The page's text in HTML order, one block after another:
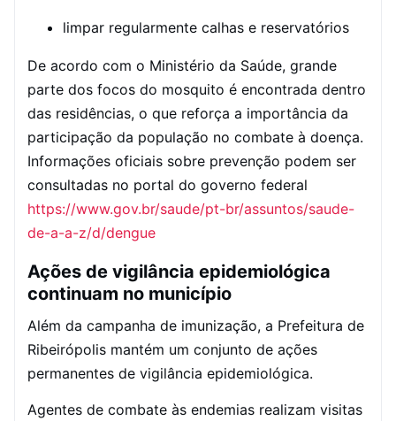
limpar regularmente calhas e reservatórios
De acordo com o Ministério da Saúde, grande
parte dos focos do mosquito é encontrada dentro
das residências, o que reforça a importância da
participação da população no combate à doença.
Informações oficiais sobre prevenção podem ser
consultadas no portal do governo federal
https://www.gov.br/saude/pt-br/assuntos/saude-
de-a-a-z/d/dengue
Ações de vigilância epidemiológica
continuam no município
Além da campanha de imunização, a Prefeitura de
Ribeirópolis mantém um conjunto de ações
permanentes de vigilância epidemiológica.
Agentes de combate às endemias realizam visitas